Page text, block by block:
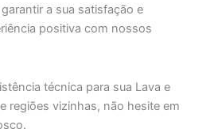
a sua satisfação e
positiva com nossos
técnica para sua Lava e
regiões vizinhas, não hesite em